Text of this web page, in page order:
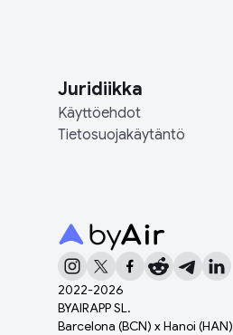
2022-2026
BYAIRAPP SL.
Barcelona (BCN) x Hanoi (HAN)
Juridiikka
Käyttöehdot
Tietosuojakäytäntö